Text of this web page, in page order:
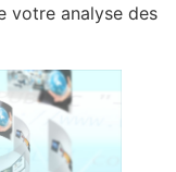
votre analyse des